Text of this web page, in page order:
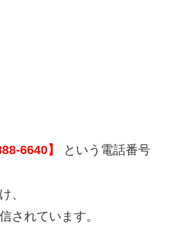
6640】
という電話番号
、
されています。